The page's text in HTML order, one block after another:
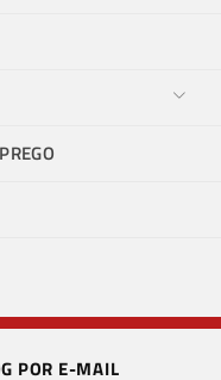
POR E-MAIL